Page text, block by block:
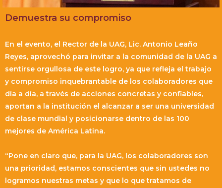
Demuestra su compromiso
En el evento, el Rector de la UAG, Lic. Antonio Leaño
Reyes, aprovechó para invitar a la comunidad de la UAG a
sentirse orgullosa de este logro, ya que refleja el trabajo
y compromiso inquebrantable de los colaboradores que
día a día, a través de acciones concretas y confiables,
aportan a la institución el alcanzar a ser una universidad
de clase mundial y posicionarse dentro de las 100
mejores de América Latina.
“Pone en claro que, para la UAG, los colaboradores son
una prioridad, estamos conscientes que sin ustedes no
logramos nuestras metas y que lo que tratamos de